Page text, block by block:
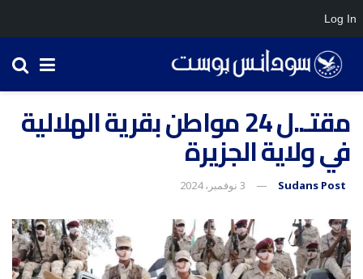
مقتـ..ل 24 مواطن بقرية الهلالية
في ولاية الجزيرة
Sudans Post 3 نوفمبر، 2024
Log In